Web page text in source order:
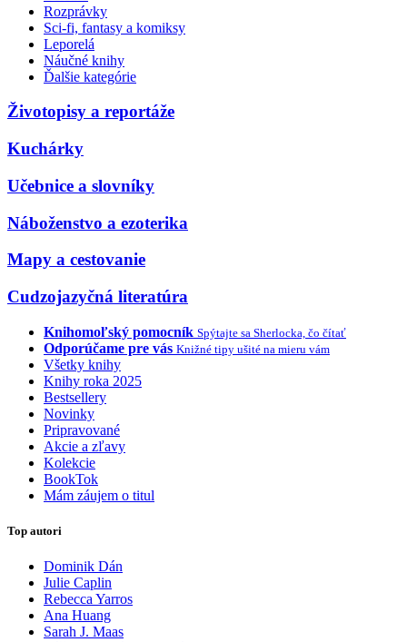
Rozprávky
Sci-fi, fantasy a komiksy
Leporelá
Náučné knihy
Ďalšie kategórie
Životopisy a reportáže
Kuchárky
Učebnice a slovníky
Náboženstvo a ezoterika
Mapy a cestovanie
Cudzojazyčná literatúra
Knihomoľský pomocník Spýtajte sa Sherlocka, čo čítať
Odporúčame pre vás Knižné tipy ušité na mieru vám
Všetky knihy
Knihy roka 2025
Bestsellery
Novinky
Pripravované
Akcie a zľavy
Kolekcie
BookTok
Mám záujem o titul
Top autori
Dominik Dán
Julie Caplin
Rebecca Yarros
Ana Huang
Sarah J. Maas